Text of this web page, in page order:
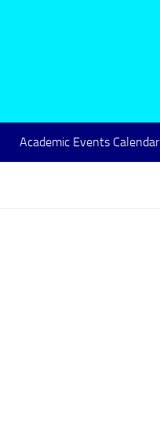
Academic Events Calendar